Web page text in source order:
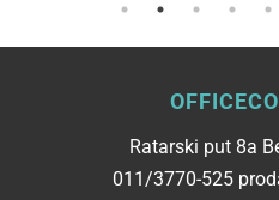
Ratarski put 8a
011/3770-525